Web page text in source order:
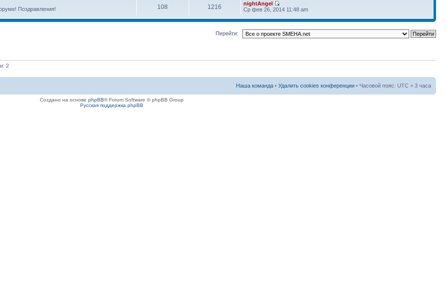
Поздравления!
108 1216
nightAngel
Ср фев 26, 2014 11:48 am
Перейти:
2
Наша команда • Удалить cookies конференции • Часовой пояс: UTC + 3 часа
Создано на основе phpBB® Forum Software © phpBB Group
Русская поддержка phpBB